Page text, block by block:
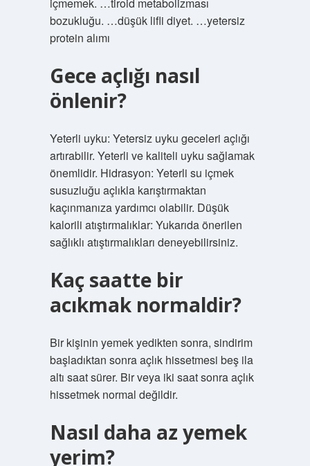
bozukluğu. …düşük lifli diyet. …yetersiz
protein alımı
Gece açlığı nasıl
önlenir?
Yeterli uyku: Yetersiz uyku geceleri açlığı
artırabilir. Yeterli ve kaliteli uyku sağlamak
önemlidir. Hidrasyon: Yeterli su içmek
susuzluğu açlıkla karıştırmaktan
kaçınmanıza yardımcı olabilir. Düşük
kalorili atıştırmalıklar: Yukarıda önerilen
sağlıklı atıştırmalıkları deneyebilirsiniz.
Kaç saatte bir
acıkmak normaldir?
Bir kişinin yemek yedikten sonra, sindirim
başladıktan sonra açlık hissetmesi beş ila
altı saat sürer. Bir veya iki saat sonra açlık
hissetmek normal değildir.
Nasıl daha az yemek
yerim?